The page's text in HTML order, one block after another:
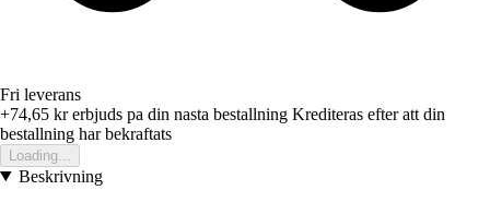
Fri leverans
+74,65 krerbjuds pa din nasta bestallning Krediteras efter att din
bestallning har bekraftats
Loading...
Beskrivning